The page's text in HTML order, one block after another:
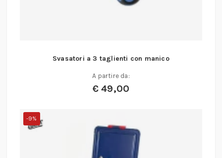
Svasatori a 3 taglienti con manico
A partire da:
€ 49,00
-9%